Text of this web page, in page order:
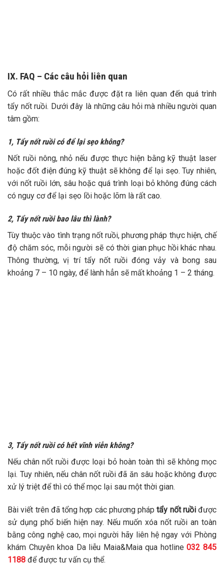
IX. FAQ – Các câu hỏi liên quan
Có rất nhiều thắc mắc được đặt ra liên quan đến quá trình
tẩy nốt ruồi. Dưới đây là những câu hỏi mà nhiều người quan
tâm gồm:
1, Tẩy nốt ruồi có để lại sẹo không?
Nốt ruồi nông, nhỏ nếu được thực hiện bằng kỹ thuật laser
hoặc đốt điện đúng kỹ thuật sẽ không để lại sẹo. Tuy nhiên,
với nốt ruồi lớn, sâu hoặc quá trình loại bỏ không đúng cách
có nguy cơ để lại sẹo lồi hoặc lõm là rất cao.
2, Tẩy nốt ruồi bao lâu thì lành?
Tùy thuộc vào tình trạng nốt ruồi, phương pháp thực hiện, chế
độ chăm sóc, mỗi người sẽ có thời gian phục hồi khác nhau.
Thông thường, vị trí tẩy nốt ruồi đóng vảy và bong sau
khoảng 7 – 10 ngày, để lành hẳn sẽ mất khoảng 1 – 2 tháng.
3, Tẩy nốt ruồi có hết vĩnh viễn không?
Nếu chân nốt ruồi được loại bỏ hoàn toàn thì sẽ không mọc
lại. Tuy nhiên, nếu chân nốt ruồi đã ăn sâu hoặc không được
xử lý triệt để thì có thể mọc lại sau một thời gian.
Bài viết trên đã tổng hợp các phương pháptẩy nốt ruồi được
sử dụng phổ biến hiện nay. Nếu muốn xóa nốt ruồi an toàn
bằng công nghệ cao, mọi người hãy liên hệ ngay với Phòng
khám Chuyên khoa Da liễu Maia&Maia qua hotline032 845
1188 để được tư vấn cụ thể.